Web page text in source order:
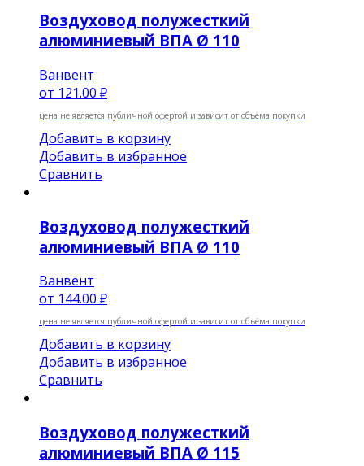
Воздуховод полужесткий
алюминиевый ВПА Ø 110
Ванвент
от 121.00 ₽
цена не является публичной офертой и зависит от объёма покупки
Добавить в корзину
Добавить в избранное
Сравнить
Воздуховод полужесткий
алюминиевый ВПА Ø 110
Ванвент
от 144.00 ₽
цена не является публичной офертой и зависит от объёма покупки
Добавить в корзину
Добавить в избранное
Сравнить
Воздуховод полужесткий
алюминиевый ВПА Ø 115